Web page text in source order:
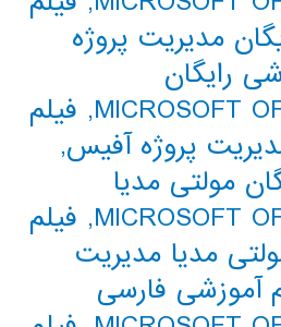
مدیریت پروژه
رایگان
MICROSOFT
, فیلم
پروژه آفیس,
مولتی مدیا
MICROSOFT
, فیلم
مدیا مدیریت
آموزشی فارسی